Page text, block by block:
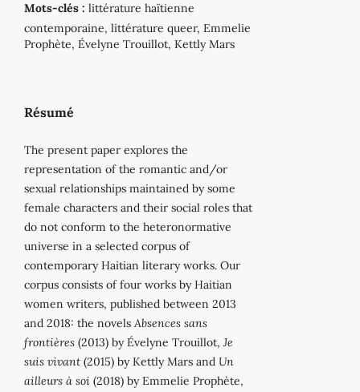
Mots-clés : littérature haïtienne
contemporaine, littérature queer, Emmelie
Prophète, Évelyne Trouillot, Kettly Mars
Résumé
The present paper explores the
representation of the romantic and/or
sexual relationships maintained by some
female characters and their social roles that
do not conform to the heteronormative
universe in a selected corpus of
contemporary Haitian literary works. Our
corpus consists of four works by Haitian
women writers, published between 2013
and 2018: the novels Absences sans
frontières(2013) by Évelyne Trouillot, Je
suis vivant(2015) by Kettly Mars and Un
ailleurs à soi(2018) by Emmelie Prophète,